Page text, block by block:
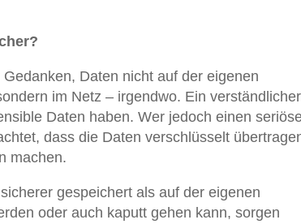
Daten nicht auf der eigenen
im Netz – irgendwo. Ein verständlicher
Daten haben. Wer jedoch einen
dass die Daten verschlüsselt
machen.
gespeichert als auf der eigenen
oder auch kaputt gehen kann, sorgen